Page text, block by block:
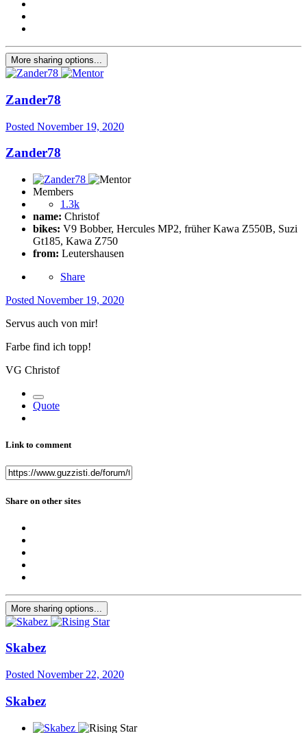
More sharing options...
Zander78
Posted November 19, 2020
Zander78
Members
1.3k
name: Christof
bikes: V9 Bobber, Hercules MP2, früher Kawa Z550B, Suzi
Gt185, Kawa Z750
from: Leutershausen
Share
Posted November 19, 2020
Servus auch von mir!
Farbe find ich topp!
VG Christof
Quote
Link to comment
Share on other sites
More sharing options...
Skabez
Posted November 22, 2020
Skabez